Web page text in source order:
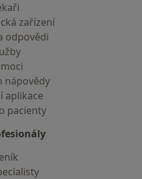
zařízení
odpovědi
nápovědy
aplikace
pacienty